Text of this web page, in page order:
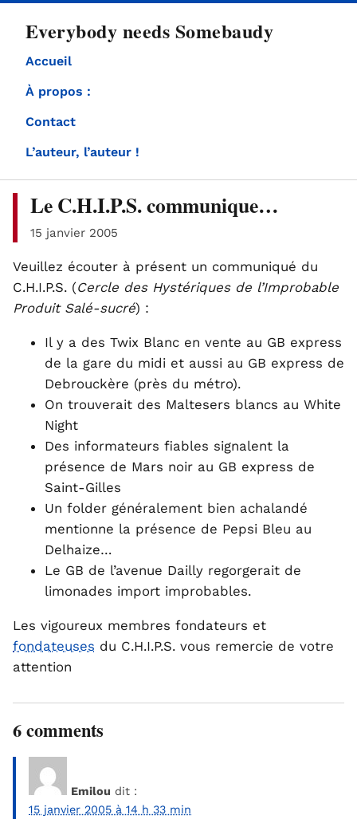
Everybody needs Somebaudy
Accueil
À propos :
Contact
L’auteur, l’auteur !
Le C.H.I.P.S. communique…
15 janvier 2005
Veuillez écouter à présent un communiqué du
C.H.I.P.S. (Cercle des Hystériques de l’Improbable
Produit Salé-sucré) :
Il y a des Twix Blanc en vente au GB express
de la gare du midi et aussi au GB express de
Debrouckère (près du métro).
On trouverait des Maltesers blancs au White
Night
Des informateurs fiables signalent la
présence de Mars noir au GB express de
Saint-Gilles
Un folder généralement bien achalandé
mentionne la présence de Pepsi Bleu au
Delhaize…
Le GB de l’avenue Dailly regorgerait de
limonades import improbables.
Les vigoureux membres fondateurs et
fondateuses du C.H.I.P.S. vous remercie de votre
attention
6 comments
Emilou dit :
15 janvier 2005 à 14 h 33 min